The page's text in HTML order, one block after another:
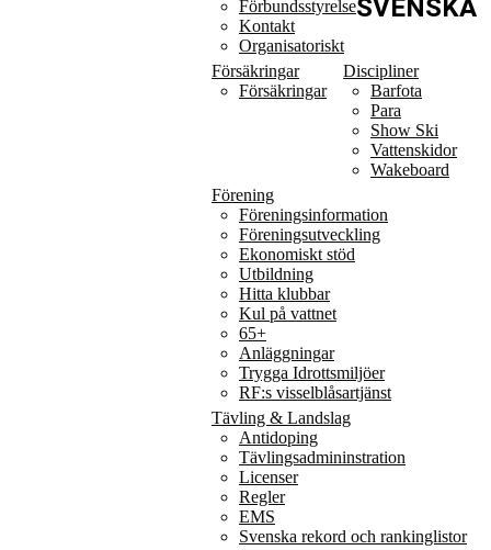
Förbundsstyrelse
Kontakt
Organisatoriskt
Försäkringar
Försäkringar
Discipliner
Barfota
Para
Show Ski
Vattenskidor
Wakeboard
Förening
Föreningsinformation
Föreningsutveckling
Ekonomiskt stöd
Utbildning
Hitta klubbar
Kul på vattnet
65+
Anläggningar
Trygga Idrottsmiljöer
RF:s visselblåsartjänst
Tävling & Landslag
Antidoping
Tävlingsadmininstration
Licenser
Regler
EMS
Svenska rekord och rankinglistor
SVENSKA